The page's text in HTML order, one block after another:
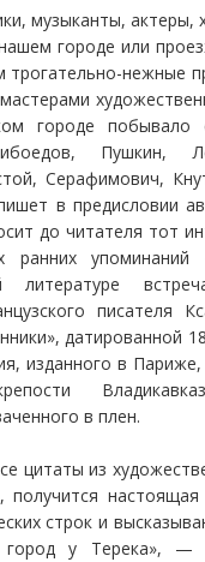
музыканты, актеры,
городе или
трогательно-нежные
городе побывало
Пушкин,
Серафимович,
в предисловии
до читателя тот
ранних упоминаний
литературе
писателя
датированной
изданного в
в плен.
цитаты из
получится
строк и
город у Терека», —